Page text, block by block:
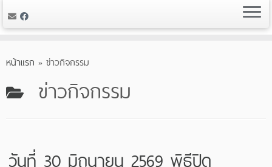
toหน้าแรก » ข่าวกิจกรรม
ข่าวกิจกรรม
วันที่ 30 มิถุนายน 2569 พิธีปิด